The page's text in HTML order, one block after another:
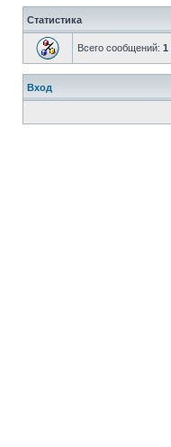
Статистика
Всего сообщений: 1
Вход